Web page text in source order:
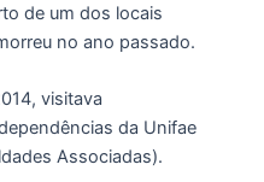
de um dos locais
no ano passado.
visitava
da Unifae
Associadas).